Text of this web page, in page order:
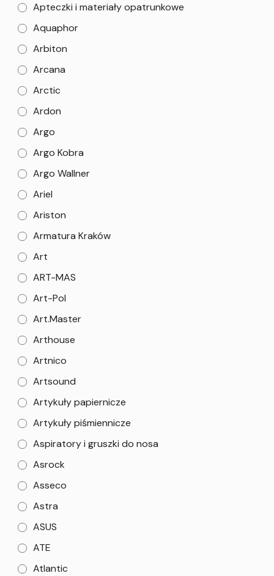
Apteczki i materiały opatrunkowe
Aquaphor
Arbiton
Arcana
Arctic
Ardon
Argo
Argo Kobra
Argo Wallner
Ariel
Ariston
Armatura Kraków
Art
ART-MAS
Art-Pol
Art.Master
Arthouse
Artnico
Artsound
Artykuły papiernicze
Artykuły piśmiennicze
Aspiratory i gruszki do nosa
Asrock
Asseco
Astra
ASUS
ATE
Atlantic